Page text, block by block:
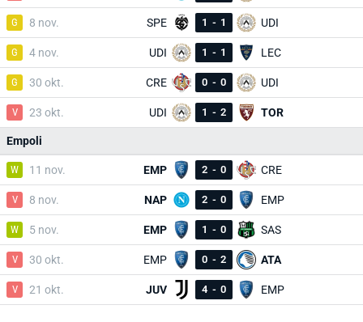
G 8 nov. SPE 1 - 1 UDI
G 4 nov. UDI 1 - 1 LEC
G 30 okt. CRE 0 - 0 UDI
V 23 okt. UDI 1 - 2 TOR
Empoli
W 11 nov. EMP 2 - 0 CRE
V 8 nov. NAP 2 - 0 EMP
W 5 nov. EMP 1 - 0 SAS
V 30 okt. EMP 0 - 2 ATA
V 21 okt. JUV 4 - 0 EMP